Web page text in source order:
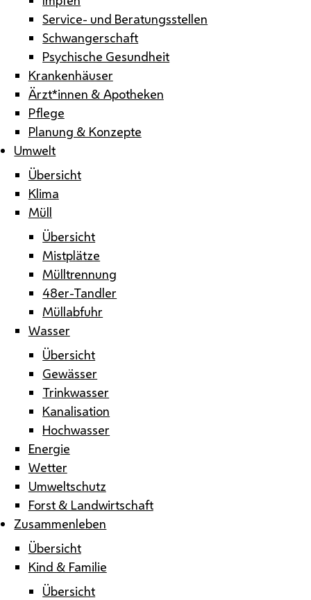
Service- und Beratungsstellen
Schwangerschaft
Psychische Gesundheit
Krankenhäuser
Ärzt*innen & Apotheken
Pflege
Planung & Konzepte
Umwelt
Übersicht
Klima
Müll
Übersicht
Mistplätze
Mülltrennung
48er-Tandler
Müllabfuhr
Wasser
Übersicht
Gewässer
Trinkwasser
Kanalisation
Hochwasser
Energie
Wetter
Umweltschutz
Forst & Landwirtschaft
Zusammenleben
Übersicht
Kind & Familie
Übersicht